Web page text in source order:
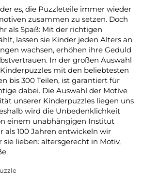
es, die Puzzleteile immer wieder
zusammen zu setzen. Doch
als Spaß: Mit der richtigen
lassen sie Kinder jeden Alters an
wachsen, erhöhen ihre Geduld
In der großen Auswahl
mit den beliebtesten
bis 300 Teilen, ist garantiert für
dabei. Die Auswahl der Motive
unserer Kinderpuzzles liegen uns
wird die Unbedenklichkeit
einem unabhängigen Institut
als 100 Jahren entwickeln wir
sie lieben: altersgerecht in Motiv,